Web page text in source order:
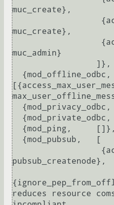
muc_create},
muc_create},
muc_admin}
pubsub_createnode},
reduces resource